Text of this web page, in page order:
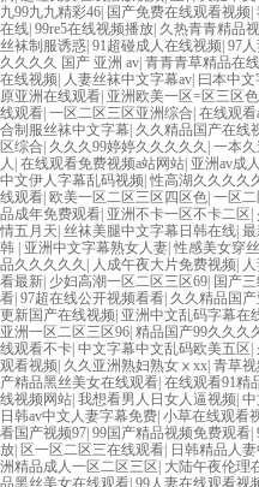
九99九九精彩46| 国产免费在线观看视频|
在线| 99re5在线视频播放| 久热青青精品
丝袜制服诱惑| 91超碰成人在线视频| 97
久久久久 国产 亚洲 av| 青青青草精品在
在线视频| 人妻丝袜中文字幕av| 曰本中
原亚洲在线观看| 亚洲欧美一区=区三区色
线观看| 一区二区三区亚洲综合| 在线观
合制服丝袜中文字幕| 久久精品国产在线
区综合| 久久久99婷婷久久久久久 | 一本
人 | 在线观看免费视频a站网站| 亚洲av成
中文伊人字幕乱码视频| 性高湖久久久久
线观看| 欧美一区二区三区四区色| 一区
品成年免费观看| 亚洲不卡一区不卡二区|
情五月天| 丝袜美腿中文字幕日韩在线| 最
韩 | 亚洲中文字幕熟女人妻| 性感美女穿
品久久久久久 | 人成午夜大片免费视频|
看最新| 少妇高潮一区二区三区69| 国产
看| 97超在线公开视频看看| 久久精品国
更新国产在线视频| 亚洲中文乱码字幕在
亚洲一区二区三区96| 精品国产99久久久
线观看不卡| 中文字幕中文乱码欧美五区|
观看视频| 久久亚洲熟妇熟女ⅹxx| 青草
产精品黑丝美女在线观看| 在线观看91精
线视频网站| 我想看男人日女人逼视频| 中
日韩av中文人妻字幕免费| 小草在线观看
看国产视频97| 99国产精品视频免费观看|
放| 区一区二区三在线观看| 日韩精品人
洲精品成人一区二区三区| 大陆午夜伦理
品黑丝美女在线观看| 99人妻在线观看视